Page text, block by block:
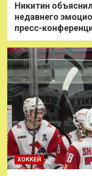
Никитин
недавнего
пресс-
ХОККЕЙ